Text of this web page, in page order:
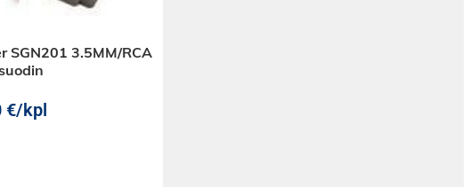
SGN201 3.5MM/RCA
€/kpl